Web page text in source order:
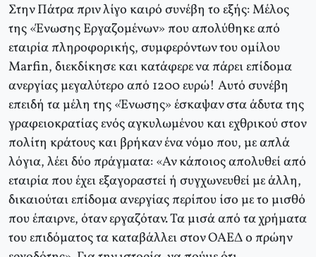
Στην Πάτρα πριν λίγο καιρό συνέβη το εξής: Μέλος
της «Ένωσης Εργαζομένων» που απολύθηκε από
εταιρία πληροφορικής, συμφερόντων του ομίλου
Marfin, διεκδίκησε και κατάφερε να πάρει επίδομα
ανεργίας μεγαλύτερο από 1200 ευρώ! Αυτό συνέβη
επειδή τα μέλη της «Ένωσης» έσκαψαν στα άδυτα της
γραφειοκρατίας ενός αγκυλωμένου και εχθρικού στον
πολίτη κράτους και βρήκαν ένα νόμο που, με απλά
λόγια, λέει δύο πράγματα: «Αν κάποιος απολυθεί από
εταιρία που έχει εξαγοραστεί ή συγχωνευθεί με άλλη,
δικαιούται επίδομα ανεργίας περίπου ίσο με το μισθό
που έπαιρνε, όταν εργαζόταν. Τα μισά από τα χρήματα
του επιδόματος τα καταβάλλει στον ΟΑΕΔ ο πρώην